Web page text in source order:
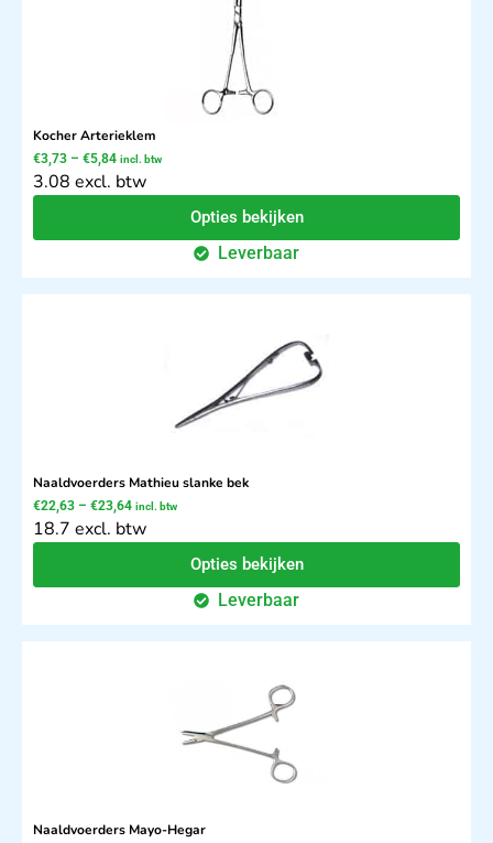
Kocher Arterieklem
€3,73 – €5,84 incl. btw
3.08 excl. btw
Opties bekijken
Leverbaar
Naaldvoerders Mathieu slanke bek
€22,63 – €23,64 incl. btw
18.7 excl. btw
Opties bekijken
Leverbaar
Naaldvoerders Mayo-Hegar